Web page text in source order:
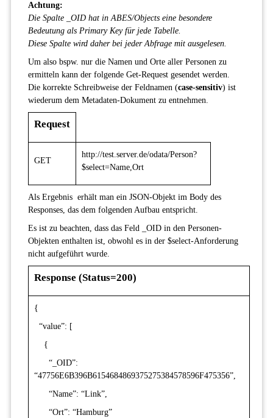
Achtung:
Die Spalte _OID hat in ABES/Objects eine besondere
Bedeutung als Primary Key für jede Tabelle.
Diese Spalte wird daher bei jeder Abfrage mit ausgelesen.
Um also bspw. nur die Namen und Orte aller Personen zu
ermitteln kann der folgende Get-Request gesendet werden.
Die korrekte Schreibweise der Feldnamen (case-sensitiv) ist
wiederum dem Metadaten-Dokument zu entnehmen.
Request
GET
http://test.server.de/odata/Person?
$select=Name,Ort
Als Ergebnis erhält man ein JSON-Objekt im Body des
Responses, das dem folgenden Aufbau entspricht.
Es ist zu beachten, dass das Feld _OID in den Personen-
Objekten enthalten ist, obwohl es in der $select-Anforderung
nicht aufgeführt wurde.
Response (Status=200)
{
“value”: [
{
“_OID”:
“47756E6B396B6154684869375275384578596F475356”,
“Name”: “Link”,
“Ort”: “Hamburg”